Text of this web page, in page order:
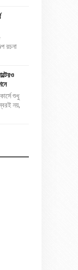
রচনা
শুধু
নয়,